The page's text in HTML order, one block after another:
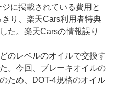
に掲載されている費用と
り、楽天Cars利用者特典
た。楽天Carsの情報誤り
のレベルのオイルで交換す
。今回、ブレーキオイルの
ため、DOT-4規格のオイル